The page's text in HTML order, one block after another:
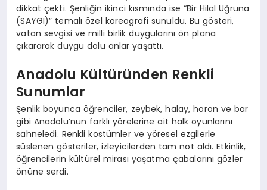
dikkat çekti. Şenliğin ikinci kısmında ise “Bir Hilal Uğruna
(SAYGI)” temalı özel koreografi sunuldu. Bu gösteri,
vatan sevgisi ve milli birlik duygularını ön plana
çıkararak duygu dolu anlar yaşattı.
Anadolu Kültüründen Renkli
Sunumlar
Şenlik boyunca öğrenciler, zeybek, halay, horon ve bar
gibi Anadolu’nun farklı yörelerine ait halk oyunlarını
sahneledi. Renkli kostümler ve yöresel ezgilerle
süslenen gösteriler, izleyicilerden tam not aldı. Etkinlik,
öğrencilerin kültürel mirası yaşatma çabalarını gözler
önüne serdi.